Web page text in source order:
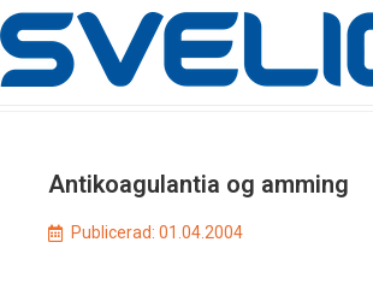
Antikoagulantia og amming
Publicerad: 01.04.2004